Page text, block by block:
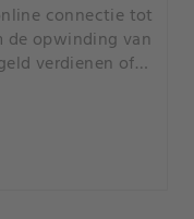
connectie tot
de opwinding van
verdienen of
einde.